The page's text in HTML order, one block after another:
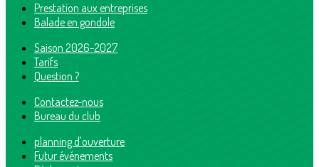
Prestation aux entreprises
Balade en gondole
Saison 2026-2027
Tarifs
Question ?
Contactez-nous
Bureau du club
planning d'ouverture
Futur événements